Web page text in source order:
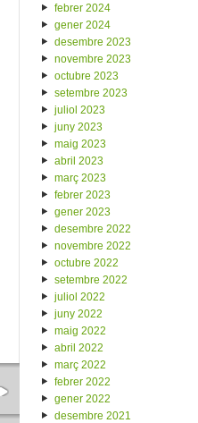
febrer 2024
gener 2024
desembre 2023
novembre 2023
octubre 2023
setembre 2023
juliol 2023
juny 2023
maig 2023
abril 2023
març 2023
febrer 2023
gener 2023
desembre 2022
novembre 2022
octubre 2022
setembre 2022
juliol 2022
juny 2022
maig 2022
abril 2022
març 2022
febrer 2022
gener 2022
desembre 2021